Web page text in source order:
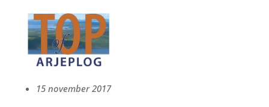
15 november 2017